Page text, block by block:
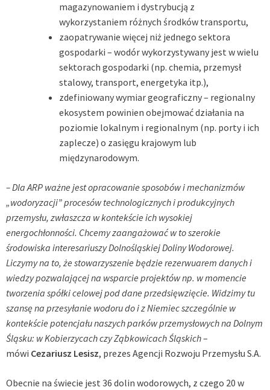
magazynowaniem i dystrybucją z
wykorzystaniem różnych środków transportu,
zaopatrywanie więcej niż jednego sektora
gospodarki – wodór wykorzystywany jest w wielu
sektorach gospodarki (np. chemia, przemysł
stalowy, transport, energetyka itp.),
zdefiniowany wymiar geograficzny – regionalny
ekosystem powinien obejmować działania na
poziomie lokalnym i regionalnym (np. porty i ich
zaplecze) o zasięgu krajowym lub
międzynarodowym.
– Dla ARP ważne jest opracowanie sposobów i mechanizmów
„wodoryzacji” procesów technologicznych i produkcyjnych
przemysłu, zwłaszcza w kontekście ich wysokiej
energochłonności. Chcemy zaangażować w to szerokie
środowiska interesariuszy Dolnośląskiej Doliny Wodorowej.
Liczymy na to, że stowarzyszenie będzie rezerwuarem danych i
wiedzy pozwalającej na wsparcie projektów np. w momencie
tworzenia spółki celowej pod dane przedsięwzięcie. Widzimy tu
szansę na przesyłanie wodoru do i z Niemiec szczególnie w
kontekście potencjału naszych parków przemysłowych na Dolnym
Śląsku: w Kobierzycach czy Ząbkowicach Śląskich–
mówi Cezariusz Lesisz, prezes Agencji Rozwoju Przemysłu S.A.
Obecnie na świecie jest 36 dolin wodorowych, z czego 20 w